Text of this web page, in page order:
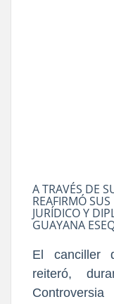
A TRAVÉS DE
REAFIRMÓ
JURÍDICO Y
GUAYANA
El canciller
reiteró,